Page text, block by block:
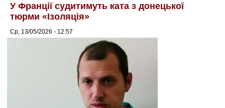
У Франції судитимуть ката з донецької
тюрми «Ізоляція»
Ср, 13/05/2026 - 12:57